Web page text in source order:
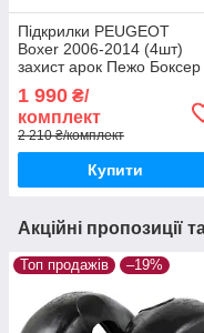
Підкрилки PEUGEOT
Boxer 2006-2014 (4шт)
захист арок Пежо Боксер
1 990 ₴/
комплект
2 210 ₴/комплект
Купити
Акційні пропозиції
Топ продажів –19%